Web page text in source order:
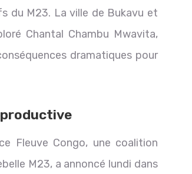
du M23. La ville de Bukavu et
Chantal Chambu Mwavita,
dramatiques pour
Fleuve Congo, une coalition
M23, a annoncé lundi dans